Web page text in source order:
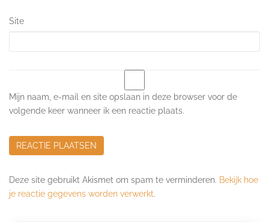
Site
Mijn naam, e-mail en site opslaan in deze browser voor de
volgende keer wanneer ik een reactie plaats.
Deze site gebruikt Akismet om spam te verminderen. Bekijk hoe
je reactie gegevens worden verwerkt.